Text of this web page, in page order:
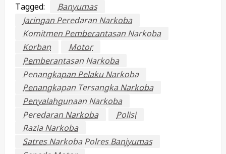
Tagged:
Banyumas
Jaringan Peredaran Narkoba
Komitmen Pemberantasan Narkoba
Korban
Motor
Pemberantasan Narkoba
Penangkapan Pelaku Narkoba
Penangkapan Tersangka Narkoba
Penyalahgunaan Narkoba
Peredaran Narkoba
Polisi
Razia Narkoba
Satres Narkoba Polres Banjyumas